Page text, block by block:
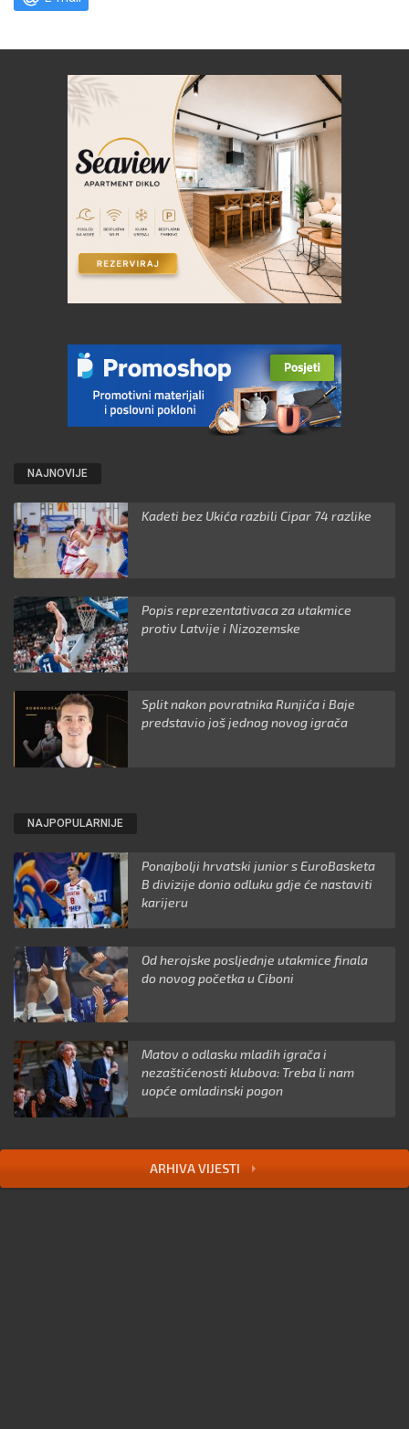
NAJNOVIJE
Kadeti bez Ukića razbili Cipar 74 razlike
Popis reprezentativaca za utakmice
protiv Latvije i Nizozemske
Split nakon povratnika Runjića i Baje
predstavio još jednog novog igrača
NAJPOPULARNIJE
Ponajbolji hrvatski junior s EuroBasketa
B divizije donio odluku gdje će nastaviti
karijeru
Od herojske posljednje utakmice finala
do novog početka u Ciboni
Matov o odlasku mladih igrača i
nezaštićenosti klubova: Treba li nam
uopće omladinski pogon
ARHIVA VIJESTI